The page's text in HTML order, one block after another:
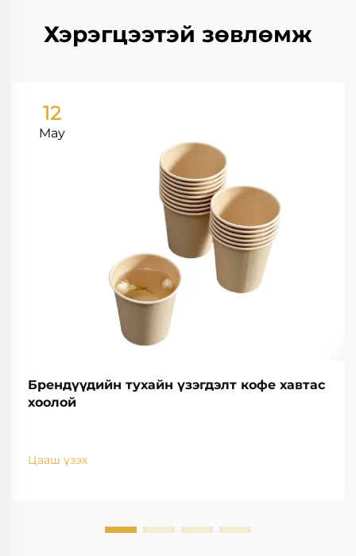
Хэрэгцээтэй зөвлөмж
12
May
Брендүүдийн тухайн үзэгдэлт кофе хавтас
хоолой
Цааш үзэх